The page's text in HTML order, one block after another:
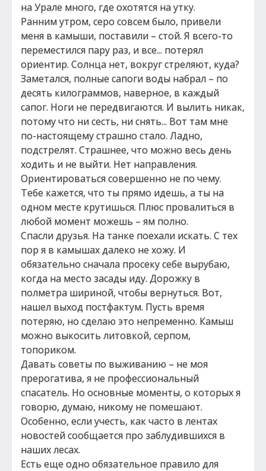
на Урале много, где охотятся на утку.
Ранним утром, серо совсем было, привели
меня в камыши, поставили – стой. Я всего-то
переместился пару раз, и все... потерял
ориентир. Солнца нет, вокруг стреляют, куда?
Заметался, полные сапоги воды набрал – по
десять килограммов, наверное, в каждый
сапог. Ноги не передвигаются. И вылить никак,
потому что ни сесть, ни снять... Вот там мне
по-настоящему страшно стало. Ладно,
подстрелят. Страшнее, что можно весь день
ходить и не выйти. Нет направления.
Ориентироваться совершенно не по чему.
Тебе кажется, что ты прямо идешь, а ты на
одном месте крутишься. Плюс провалиться в
любой момент можешь – ям полно.
Спасли друзья. На танке поехали искать. С тех
пор я в камышах далеко не хожу. И
обязательно сначала просеку себе вырубаю,
когда на место засады иду. Дорожку в
полметра шириной, чтобы вернуться. Вот,
нашел выход постфактум. Пусть время
потеряю, но сделаю это непременно. Камыш
можно выкосить литовкой, серпом,
топориком.
Давать советы по выживанию – не моя
прерогатива, я не профессиональный
спасатель. Но основные моменты, о которых я
говорю, думаю, никому не помешают.
Особенно, если учесть, как часто в лентах
новостей сообщается про заблудившихся в
наших лесах.
Есть еще одно обязательное правило для